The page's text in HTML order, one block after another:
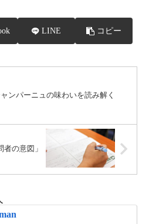
LINE コピー
ンパーニュの味わいを読み解く
の意図」